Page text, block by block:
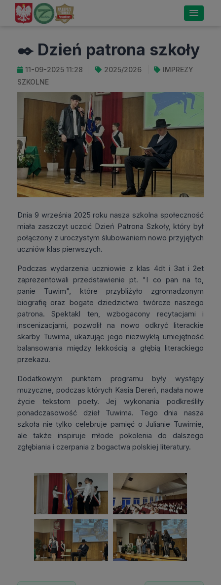
✒️ Dzień patrona szkoły
11-09-2025 11:28 2025/2026
IMPREZY
SZKOLNE
Dnia 9 września 2025 roku nasza szkolna społeczność
miała zaszczyt uczcić Dzień Patrona Szkoły, który był
połączony z uroczystym ślubowaniem nowo przyjętych
uczniów klas pierwszych.
Podczas wydarzenia uczniowie z klas 4dt i 3at i 2et
zaprezentowali przedstawienie pt. "I co pan na to,
panie Tuwim", które przybliżyło zgromadzonym
biografię oraz bogate dziedzictwo twórcze naszego
patrona. Spektakl ten, wzbogacony recytacjami i
inscenizacjami, pozwolił na nowo odkryć literackie
skarby Tuwima, ukazując jego niezwykłą umiejętność
balansowania między lekkością a głębią literackiego
przekazu.
Dodatkowym punktem programu były występy
muzyczne, podczas których Kasia Dereń, nadała nowe
życie tekstom poety. Jej wykonania podkreśliły
ponadczasowość dzieł Tuwima. Tego dnia nasza
szkoła nie tylko celebruje pamięć o Julianie Tuwimie,
ale także inspiruje młode pokolenia do dalszego
zgłębiania i czerpania z bogactwa polskiej literatury.